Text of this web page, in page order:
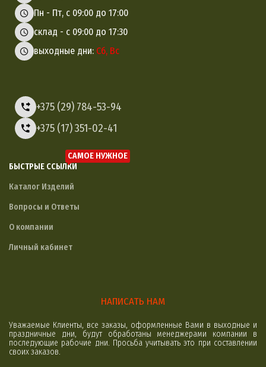
Пн - Пт, с 09:00 до 17:00
склад - с 09:00 до 17:30
выходные дни: Сб, Вс
+375 (29) 784-53-94
+375 (17) 351-02-41
БЫСТРЫЕ ССЫЛКИ
САМОЕ НУЖНОЕ
Каталог Изделий
Вопросы и Ответы
О компании
Личный кабинет
НАПИСАТЬ НАМ
Уважаемые Клиенты, все заказы, оформленные Вами в выходные и
праздничные дни, будут обработаны менеджерами компании в
последующие рабочие дни. Просьба учитывать это при составлении
своих заказов.